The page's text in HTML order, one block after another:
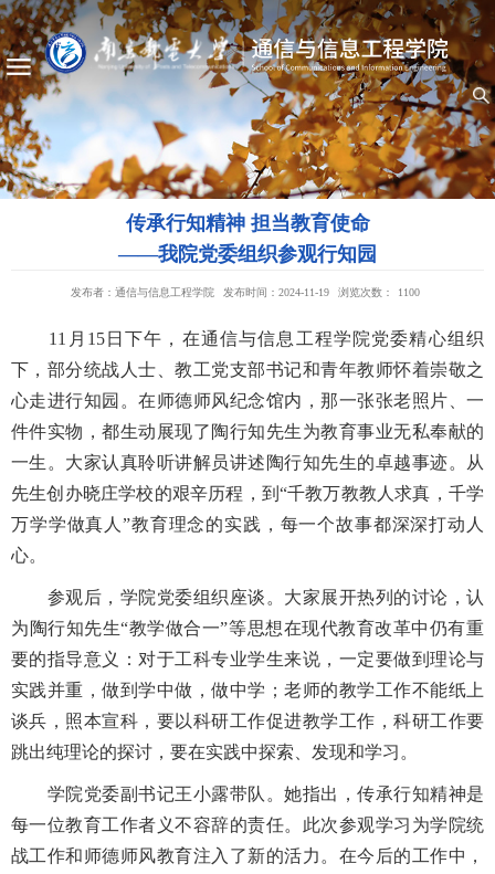
传承行知精神 担当教育使命
——我院党委组织参观行知园
发布者：通信与信息工程学院 发布时间：2024-11-19 浏览次数： 1100
11月15日下午，在通信与信息工程学院党委精心组织
下，部分统战人士、教工党支部书记和青年教师怀着崇敬之
心走进行知园。在师德师风纪念馆内，那一张张老照片、一
件件实物，都生动展现了陶行知先生为教育事业无私奉献的
一生。大家认真聆听讲解员讲述陶行知先生的卓越事迹。从
先生创办晓庄学校的艰辛历程，到“千教万教教人求真，千学
万学学做真人”教育理念的实践，每一个故事都深深打动人
心。
参观后，学院党委组织座谈。大家展开热列的讨论，认
为陶行知先生“教学做合一”等思想在现代教育改革中仍有重
要的指导意义：对于工科专业学生来说，一定要做到理论与
实践并重，做到学中做，做中学；老师的教学工作不能纸上
谈兵，照本宣科，要以科研工作促进教学工作，科研工作要
跳出纯理论的探讨，要在实践中探索、发现和学习。
学院党委副书记王小露带队。她指出，传承行知精神是
每一位教育工作者义不容辞的责任。此次参观学习为学院统
战工作和师德师风教育注入了新的活力。在今后的工作中，